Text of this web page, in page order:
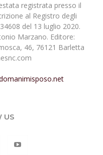
registrata presso il
al Registro degli
del 13 luglio 2020.
Marzano. Editore:
46, 76121 Barletta
US